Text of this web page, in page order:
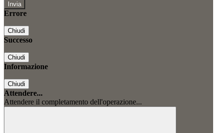
Errore
Chiudi
Successo
Chiudi
Informazione
Chiudi
Attendere...
Attendere il completamento dell'operazione...